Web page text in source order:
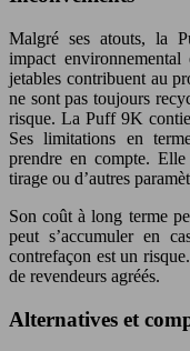
Malgré ses atouts, la
impact
jetables contribuent au
ne sont pas toujours
risque. La Puff 9K
Ses limitations en
prendre en compte.
tirage ou d’autres
Son coût à long terme
peut s’accumuler en
contrefaçon est un
de revendeurs agréés.
Alternatives et